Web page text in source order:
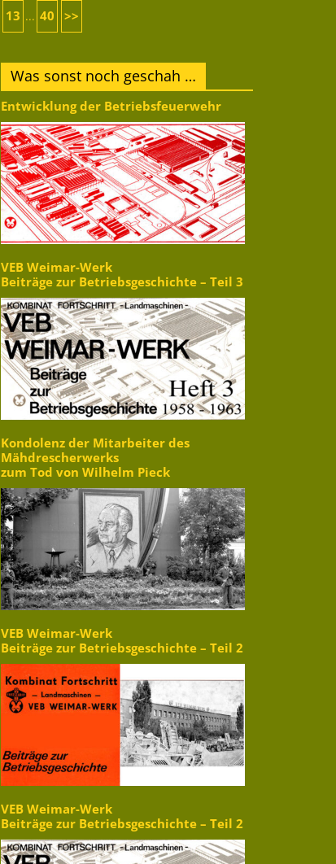
13 ... 40 >>
Was sonst noch geschah …
Entwicklung der Betriebsfeuerwehr
VEB Weimar-Werk
Beiträge zur Betriebsgeschichte – Teil 3
Kondolenz der Mitarbeiter des
Mähdrescherwerks
zum Tod von Wilhelm Pieck
VEB Weimar-Werk
Beiträge zur Betriebsgeschichte – Teil 2
VEB Weimar-Werk
Beiträge zur Betriebsgeschichte – Teil 2